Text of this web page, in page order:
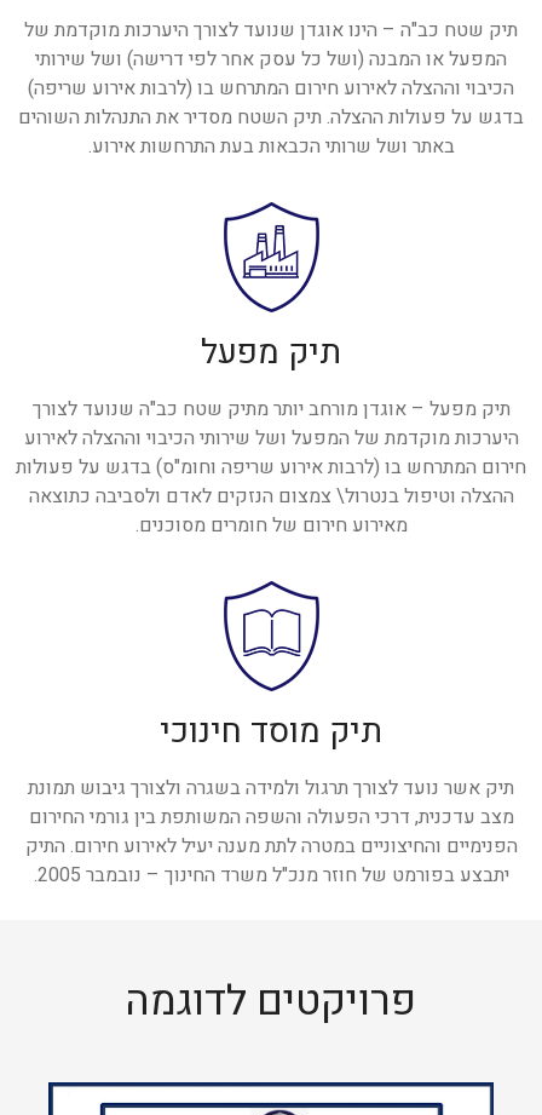
תיק שטח כב"ה – הינו אוגדן שנועד לצורך היערכות מוקדמת של
המפעל או המבנה (ושל כל עסק אחר לפי דרישה) ושל שירותי
הכיבוי וההצלה לאירוע חירום המתרחש בו (לרבות אירוע שריפה)
בדגש על פעולות ההצלה. תיק השטח מסדיר את התנהלות השוהים
באתר ושל שרותי הכבאות בעת התרחשות אירוע.
תיק מפעל
תיק מפעל – אוגדן מורחב יותר מתיק שטח כב"ה שנועד לצורך
היערכות מוקדמת של המפעל ושל שירותי הכיבוי וההצלה לאירוע
חירום המתרחש בו (לרבות אירוע שריפה וחומ"ס) בדגש על פעולות
ההצלה וטיפול בנטרול\ צמצום הנזקים לאדם ולסביבה כתוצאה
מאירוע חירום של חומרים מסוכנים.
תיק מוסד חינוכי
תיק אשר נועד לצורך תרגול ולמידה בשגרה ולצורך גיבוש תמונת
מצב עדכנית, דרכי הפעולה והשפה המשותפת בין גורמי החירום
הפנימיים והחיצוניים במטרה לתת מענה יעיל לאירוע חירום. התיק
יתבצע בפורמט של חוזר מנכ"ל משרד החינוך – נובמבר 2005.
פרויקטים לדוגמה